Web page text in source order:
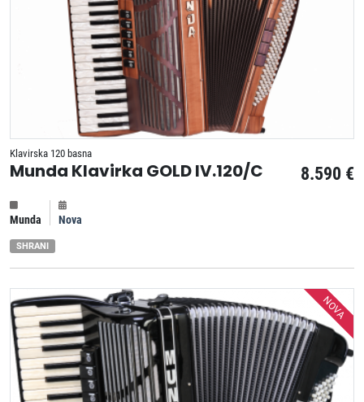
Klavirska 120 basna
8.590 €
Munda Klavirka GOLD IV.120/C
Munda Nova
SHRANI
NOVA